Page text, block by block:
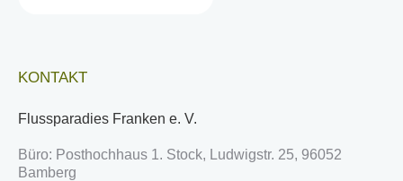
KONTAKT
Flussparadies Franken e. V.
Büro: Posthochhaus 1. Stock, Ludwigstr. 25, 96052
Bamberg